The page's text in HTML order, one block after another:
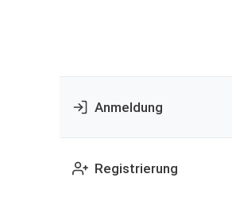
Anmeldung
Registrierung